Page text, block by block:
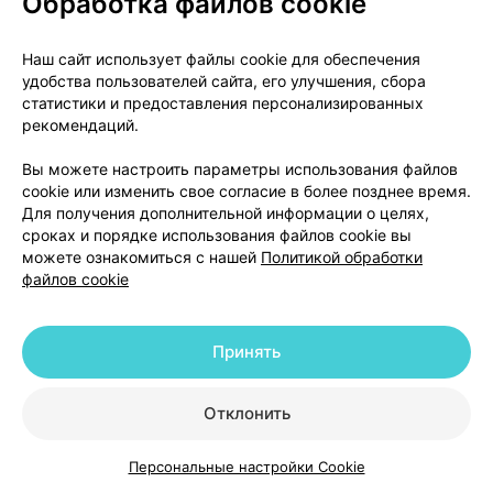
КаталогКорзинаИзбранноеПрофиль
Где купить В корзину
БЗМП, Беларусь•без рецепта
Инструкция
2,04 — 10,48 р.
Инструкция
1,78 — 2,14 р.
Наш сайт использует файлы cookie для обеспечения
удобства пользователей сайта, его улучшения, сбора
статистики и предоставления персонализированных
рекомендаций.
Вы можете настроить параметры использования файлов
cookie или изменить свое согласие в более позднее время.
Для получения дополнительной информации о целях,
сроках и порядке использования файлов cookie вы
можете ознакомиться с нашей Политикой обработки
файлов cookie
Отклонить
Принять
Персональные настройки Cookie